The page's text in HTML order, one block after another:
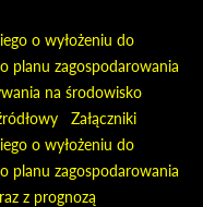
o wyłożeniu do
planu zagospodarowania
na środowisko
Załączniki
o wyłożeniu do
planu zagospodarowania
z prognozą